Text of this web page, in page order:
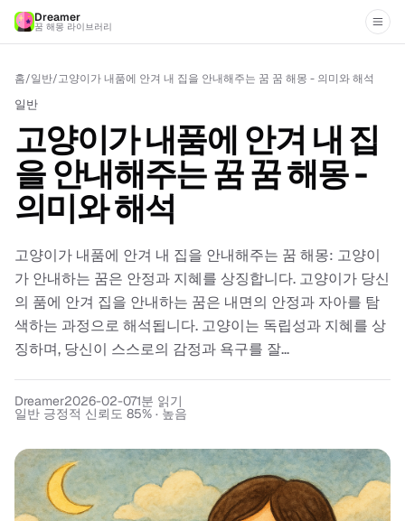
Dreamer
꿈 해몽 라이브러리
홈/일반/고양이가 내품에 안겨 내 집을 안내해주는 꿈 꿈 해몽 - 의미와 해석
일반
고양이가 내품에 안겨 내 집
을 안내해주는 꿈 꿈 해몽 -
의미와 해석
고양이가 내품에 안겨 내 집을 안내해주는 꿈 해몽: 고양이
가 안내하는 꿈은 안정과 지혜를 상징합니다. 고양이가 당신
의 품에 안겨 집을 안내하는 꿈은 내면의 안정과 자아를 탐
색하는 과정으로 해석됩니다. 고양이는 독립성과 지혜를 상
징하며, 당신이 스스로의 감정과 욕구를 잘...
Dreamer2026-02-071분 읽기
일반 긍정적 신뢰도 85% · 높음